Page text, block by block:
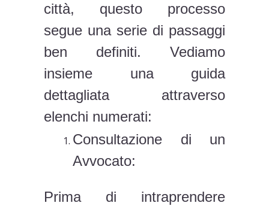
città, questo processo
segue una serie di passaggi
ben definiti. Vediamo
insieme una guida
dettagliata attraverso
elenchi numerati:
Consultazione di un
Avvocato:
Prima di intraprendere